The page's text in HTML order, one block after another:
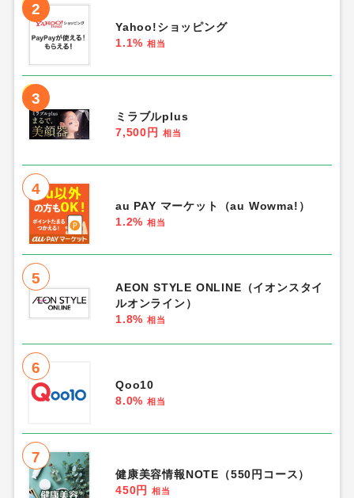
2
Yahoo!ショッピング
1.1% 相当
3
ミラブルplus
7,500円
相当
4
au PAY マーケット（au Wowma!）
1.2% 相当
5
AEON STYLE ONLINE（イオンスタイ
ルオンライン）
1.8% 相当
6
Qoo10
8.0% 相当
7
健康美容情報NOTE（550円コース）
450円
相当